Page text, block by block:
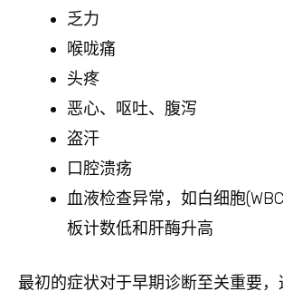
乏力
喉咙痛
头疼
恶心、呕吐、腹泻
盗汗
口腔溃疡
血液检查异常，如白细胞
板计数低和肝酶升高
最初的症状对于早期诊断至关重要